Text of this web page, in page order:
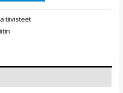
tiivisteet